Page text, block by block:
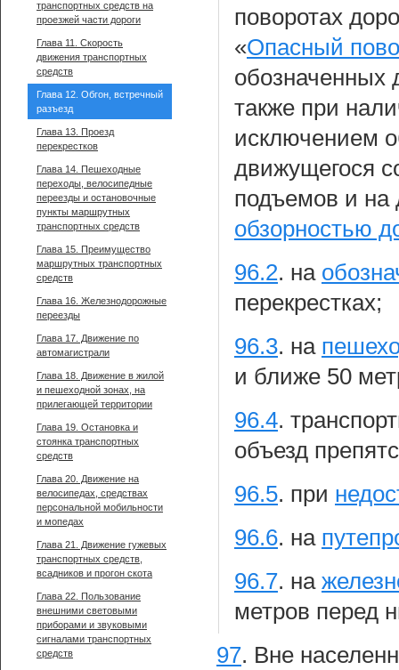
поворотах
«Опасный
обозначенных
также при
исключением
движущегося
подъемов и на
обзорностью
96.2. на
перекрестках;
96.3. на
и ближе 50
96.4.
объезд
96.5. при
96.6. на
96.7. на
метров перед
97. Вне
транспортных средств на
проезжей части дороги
Глава 11. Скорость
движения транспортных
средств
Глава 12. Обгон, встречный
разъезд
Глава 13. Проезд
перекрестков
Глава 14. Пешеходные
переходы, велосипедные
переезды и остановочные
пункты маршрутных
транспортных средств
Глава 15. Преимущество
маршрутных транспортных
средств
Глава 16. Железнодорожные
переезды
Глава 17. Движение по
автомагистрали
Глава 18. Движение в жилой
и пешеходной зонах, на
прилегающей территории
Глава 19. Остановка и
стоянка транспортных
средств
Глава 20. Движение на
велосипедах, средствах
персональной мобильности
и мопедах
Глава 21. Движение гужевых
транспортных средств,
всадников и прогон скота
Глава 22. Пользование
внешними световыми
приборами и звуковыми
сигналами транспортных
средств